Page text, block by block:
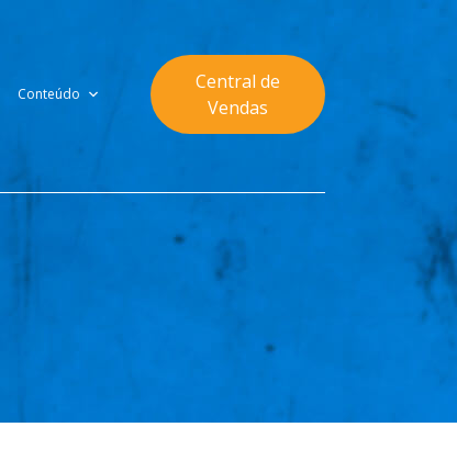
Conteúdo
Central de
Vendas